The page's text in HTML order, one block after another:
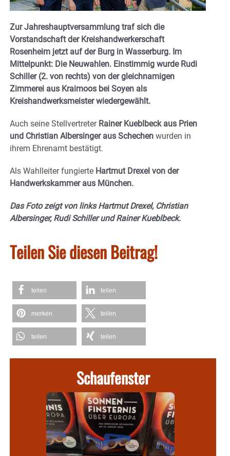
Zur Jahreshauptversammlung traf sich die
Vorstandschaft der Kreishandwerkerschaft
Rosenheim jetzt auf der Burg in Wasserburg. Im
Mittelpunkt: Die Neuwahlen. Einstimmig wurde Rudi
Schiller (2. von rechts) von der gleichnamigen
Zimmerei aus Kraimoos bei Soyen als
Kreishandwerksmeister wiedergewählt.
Auch seine Stellvertreter Rainer Kueblbeck aus Prien
und Christian Albersinger aus Schechen wurden in
ihrem Ehrenamt bestätigt.
Als Wahlleiter fungierte Hartmut Drexel von der
Handwerkskammer aus München.
Das Foto zeigt von links Hartmut Drexel, Christian
Albersinger, Rudi Schiller und Rainer Kueblbeck.
Teilen Sie diesen Beitrag!
teilen teilen
merken teilen
teilen teilen
Schaufenster